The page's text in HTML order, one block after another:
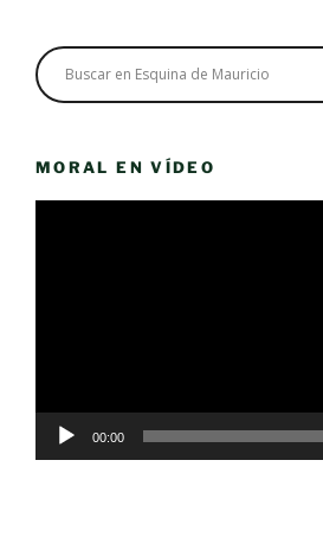
MORAL EN VÍDEO
00:00